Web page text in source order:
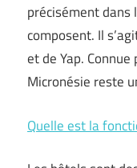
précisément dans
composent. Il
et de Yap.
Micronésie reste
Quelle est la